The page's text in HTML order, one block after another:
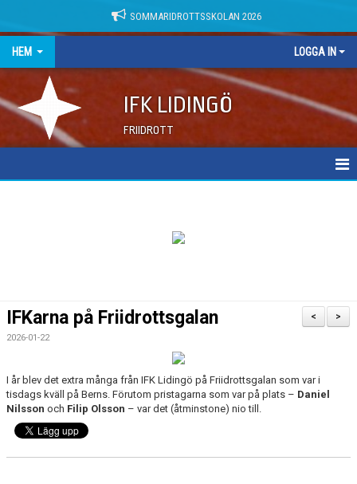
SOMMARIDROTTSSKOLAN 2026
HEM LOGGA IN
IFK LIDINGÖ
FRIIDROTT
>
<
IFKarna på Friidrottsgalan
2026-01-22
I år blev det extra många från IFK Lidingö på Friidrottsgalan som var i
tisdags kväll på Berns. Förutom pristagarna som var på plats – Daniel
Nilsson och Filip Olsson – var det (åtminstone) nio till.